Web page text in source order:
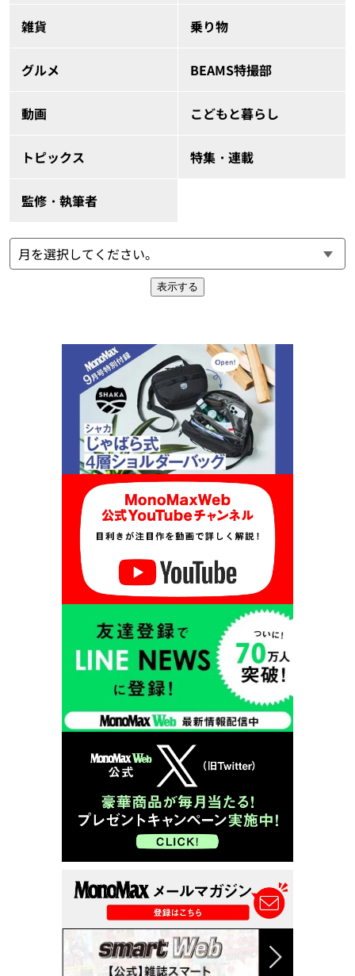
雑貨 乗り物
グルメ BEAMS特撮部
動画 こどもと暮らし
トピックス 特集・連載
監修・執筆者
表示する